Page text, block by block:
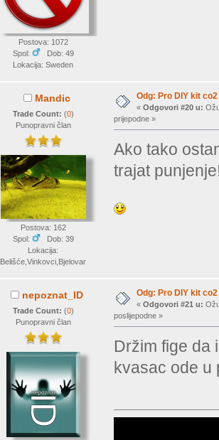
Postova: 1072
Spol:
Dob: 49
Lokacija: Sweden
Mandic
Trade Count: (0)
Punopravni član
Postova: 162
Spol:
Dob: 39
Lokacija:
Belišće,Vinkovci,Bjelovar
Odg: Pro DIY kit
« Odgovori #20 u:
prijepodne »
Ako tako
trajat
nepoznat_ID
Trade Count: (0)
Punopravni član
Odg: Pro DIY kit
« Odgovori #21 u:
poslijepodne »
Držim fige da
kvasac ode